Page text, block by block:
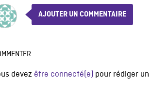
AJOUTER UN COMMENTAIRE
devez être connecté(e) pour rédiger